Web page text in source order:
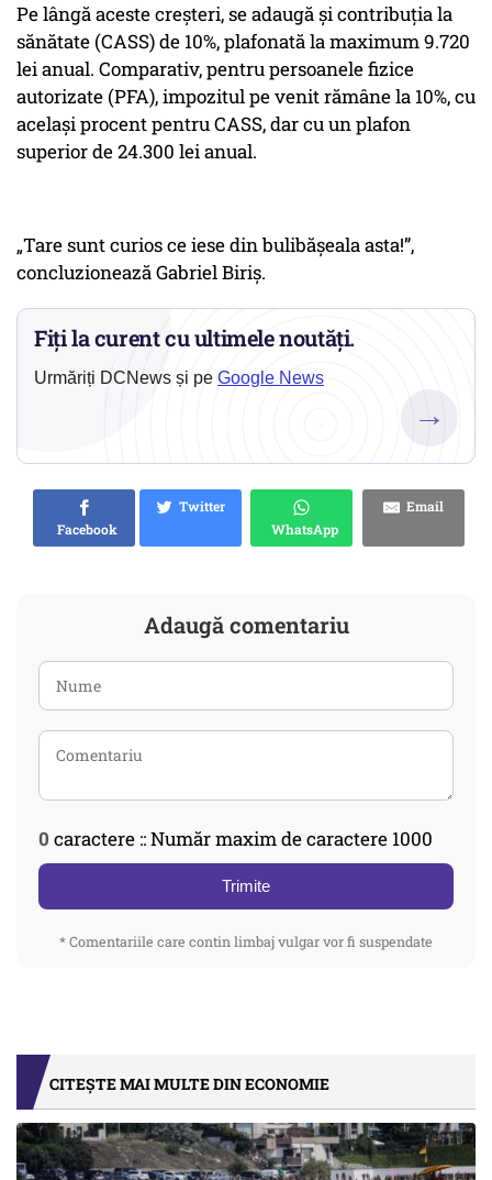
Pe lângă aceste creșteri, se adaugă și contribuția la
sănătate (CASS) de 10%, plafonată la maximum 9.720
lei anual. Comparativ, pentru persoanele fizice
autorizate (PFA), impozitul pe venit rămâne la 10%, cu
același procent pentru CASS, dar cu un plafon
superior de 24.300 lei anual.
„Tare sunt curios ce iese din bulibășeala asta!”,
concluzionează Gabriel Biriș.
Fiți la curent cu ultimele noutăți.
Urmăriți DCNews și pe Google News
→
Facebook
Twitter
WhatsApp
Email
Adaugă comentariu
0 caractere :: Număr maxim de caractere 1000
Trimite
* Comentariile care contin limbaj vulgar vor fi suspendate
CITEȘTE MAI MULTE DIN ECONOMIE